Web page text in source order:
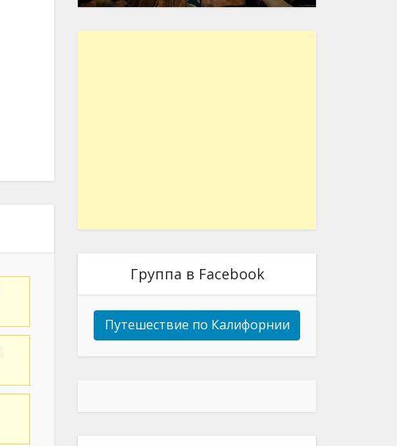
Группа в Facebook
Путешествие по Калифорнии